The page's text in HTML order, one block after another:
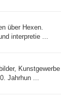
über Hexen.
interpretie ...
Kunstgewerbe
Jahrhun ...